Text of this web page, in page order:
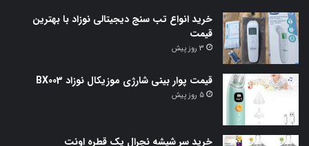
خرید انواع تب سنج دیجیتالی نوزاد با بهترین
قیمت
3 روز پیش
قیمت پوار بینی شارژی موزیکال نوزاد BX003
5 روز پیش
خرید سر شیشه نچرال یک قطره اونت